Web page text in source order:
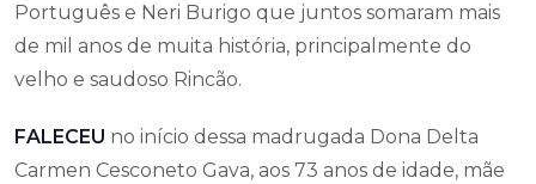
Português e Neri Burigo que juntos somaram mais
de mil anos de muita história, principalmente do
velho e saudoso Rincão.
FALECEU no início dessa madrugada Dona Delta
Carmen Cesconeto Gava, aos 73 anos de idade, mãe